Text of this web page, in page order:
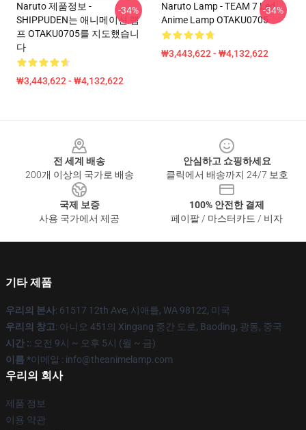
Naruto 제품정보 -
SHIPPUDEN는 애니메이션 램
프 OTAKU0705를 지도했습니
다
₩3,443,622 - ₩4,132,622
-34%
Naruto Lamp - TEAM 7 Led
Anime Lamp OTAKU0705
₩3,443,622 - ₩4,132,622
-34%
전 세계 배송
200개 이상의 국가로 배송
안심하고 쇼핑하세요
클릭에서 배송까지 24/7 보호
국제 보증
사용 국가에서 제공
100% 안전한 결제
페이팔 / 마스터카드 / 비자
기타 제품
우리의 본사: 61517 12th Ave, 시애틀, WA 98122, 미국
우리의 창고: 아니오 451의 Xingang 중간 도로, Baoding, 광동, 중국
시간 :: 오전 9시 ~ 오후 5시 (월 ~ 금)
이름 *이메일 : info@theanimelamp.com
우리의 회사
제품 정보
이용 약관